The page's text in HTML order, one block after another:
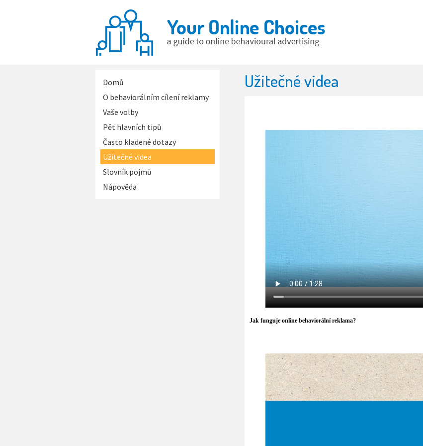
Domů
O behaviorálním cílení reklamy
Vaše volby
Pět hlavních tipů
Často kladené dotazy
Užitečné videa
Slovník pojmů
Nápověda
Užitečné videa
Jak funguje online behaviorální reklama?